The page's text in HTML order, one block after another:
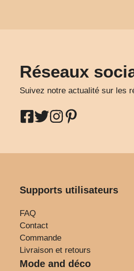
Réseaux
Suivez notre actualité sur les
Supports utilisateurs
FAQ
Contact
Commande
Livraison et retours
Mode and déco